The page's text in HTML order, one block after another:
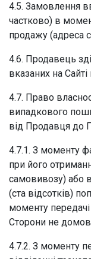
4.5. Замовлення
частково) в
продажу (адреса
4.6. Продавець
вказаних на
4.7. Право
випадкового
від Продавця до
4.7.1. З моменту
при його
самовивозу) або
(ста відсотків)
моменту
Сторони не
4.7.2. З моменту